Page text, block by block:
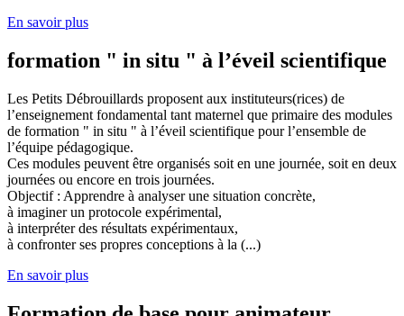
En savoir plus
formation " in situ " à l’éveil scientifique
Les Petits Débrouillards proposent aux instituteurs(rices) de
l’enseignement fondamental tant maternel que primaire des modules
de formation " in situ " à l’éveil scientifique pour l’ensemble de
l’équipe pédagogique.
Ces modules peuvent être organisés soit en une journée, soit en deux
journées ou encore en trois journées.
Objectif : Apprendre à analyser une situation concrète,
à imaginer un protocole expérimental,
à interpréter des résultats expérimentaux,
à confronter ses propres conceptions à la (...)
En savoir plus